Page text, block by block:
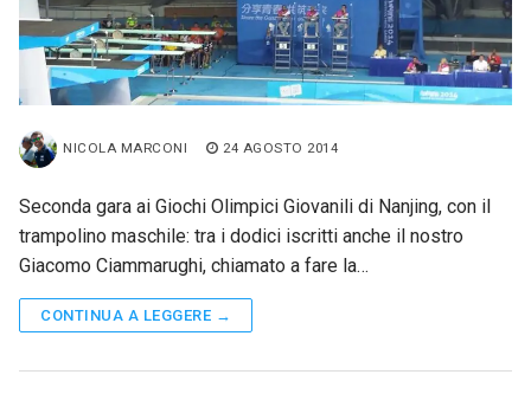
NICOLA MARCONI 24 AGOSTO 2014
Seconda gara ai Giochi Olimpici Giovanili di Nanjing, con il
trampolino maschile: tra i dodici iscritti anche il nostro
Giacomo Ciammarughi, chiamato a fare la…
CONTINUA A LEGGERE →